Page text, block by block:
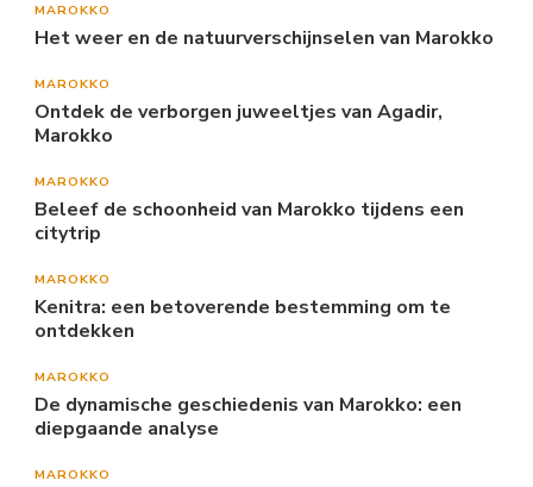
MAROKKO
Het weer en de natuurverschijnselen van Marokko
MAROKKO
Ontdek de verborgen juweeltjes van Agadir,
Marokko
MAROKKO
Beleef de schoonheid van Marokko tijdens een
citytrip
MAROKKO
Kenitra: een betoverende bestemming om te
ontdekken
MAROKKO
De dynamische geschiedenis van Marokko: een
diepgaande analyse
MAROKKO